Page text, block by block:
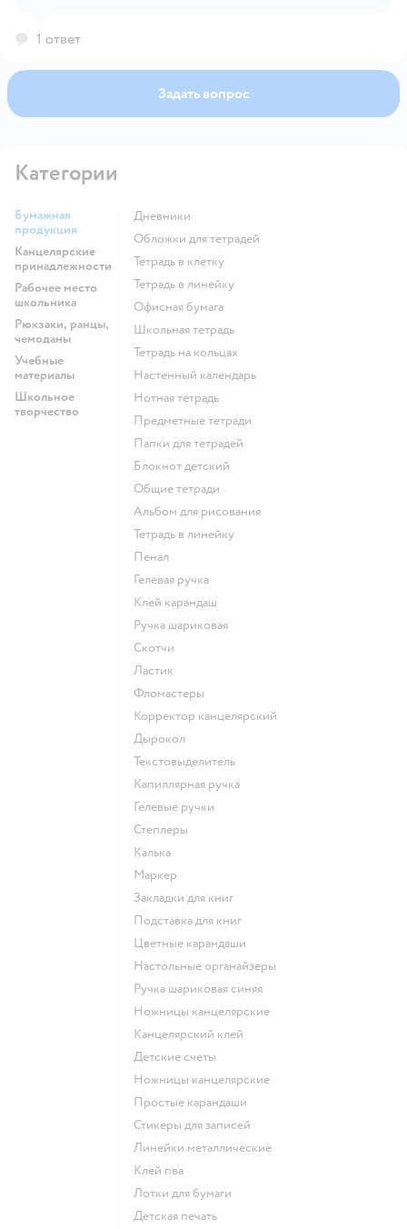
прохладной воде. Это совсем несложно и поможет
1 ответ
Задать вопрос
Категории
Бумажная
продукция
Канцелярские
принадлежности
Рабочее место
школьника
Рюкзаки, ранцы,
чемоданы
Учебные
материалы
Школьное
творчество
Дневники
Обложки для тетрадей
Тетрадь в клетку
Тетрадь в линейку
Офисная бумага
Школьная тетрадь
Тетрадь на кольцах
Настенный календарь
Нотная тетрадь
Предметные тетради
Папки для тетрадей
Блокнот детский
Общие тетради
Альбом для рисования
Тетрадь в линейку
Пенал
Гелевая ручка
Клей карандаш
Ручка шариковая
Скотчи
Ластик
Фломастеры
Корректор канцелярский
Дырокол
Текстовыделитель
Капиллярная ручка
Гелевые ручки
Степлеры
Калька
Маркер
Закладки для книг
Подставка для книг
Цветные карандаши
Настольные органайзеры
Ручка шариковая синяя
Ножницы канцелярские
Канцелярский клей
Детские счеты
Ножницы канцелярские
Простые карандаши
Стикеры для записей
Линейки металлические
Клей пва
Лотки для бумаги
Детская печать